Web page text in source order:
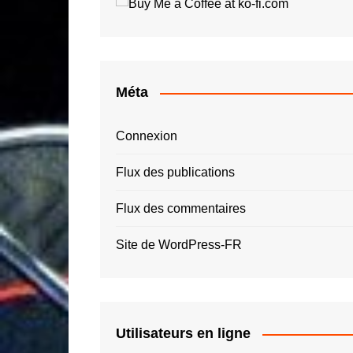
Roger Tallon
Méta
Connexion
Flux des publications
Flux des commentaires
Site de WordPress-FR
Utilisateurs en ligne